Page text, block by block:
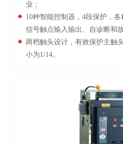
业；
10种智能控制器，4段保护，各
信号触点输入输出、自诊断和
两档触头设计，有效保护主触
小为1/14。